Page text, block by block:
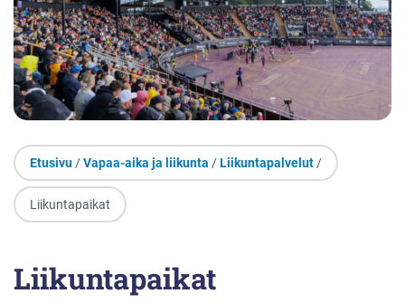
Etusivu /Vapaa-aika ja liikunta /Liikuntapalvelut /
Liikuntapaikat
Liikuntapaikat